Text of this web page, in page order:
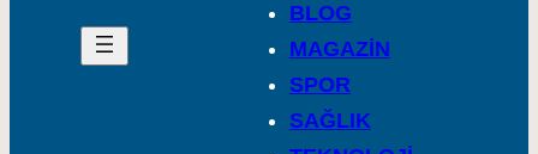
BLOG
MAGAZİN
SPOR
SAĞLIK